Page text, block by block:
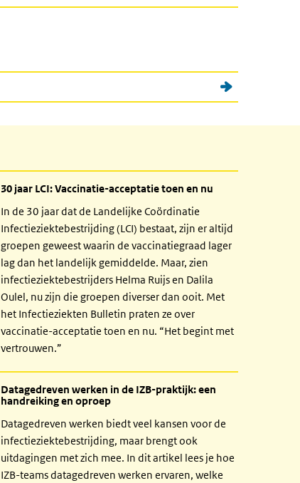
30 jaar LCI: Vaccinatie-acceptatie toen en nu
In de 30 jaar dat de Landelijke Coördinatie
Infectieziektebestrijding (LCI) bestaat, zijn er altijd
groepen geweest waarin de vaccinatiegraad lager
lag dan het landelijk gemiddelde. Maar, zien
infectieziektebestrijders Helma Ruijs en Dalila
Oulel, nu zijn die groepen diverser dan ooit. Met
het Infectieziekten Bulletin praten ze over
vaccinatie-acceptatie toen en nu. “Het begint met
vertrouwen.”
Datagedreven werken in de IZB-praktijk: een
handreiking en oproep
Datagedreven werken biedt veel kansen voor de
infectieziektebestrijding, maar brengt ook
uitdagingen met zich mee. In dit artikel lees je hoe
IZB-teams datagedreven werken ervaren, welke